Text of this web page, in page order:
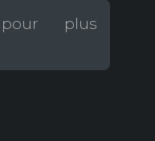
pour plus